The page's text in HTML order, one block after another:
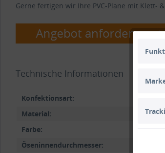
Gerne fertigen wir Ihre PVC-Plane mit Klett-
Technische Informationen
Konfektionsart:
Material:
Farbe:
Öseninnendurchmesser: